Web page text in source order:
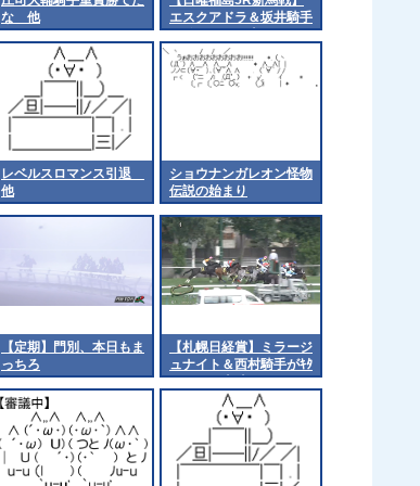
な 他
エスクアドラ＆坂井騎手
がｷﾀ━━━━(ﾟ
∀ﾟ)━━━━!!
レベルスロマンス引退
他
ショウナンガレオン怪物
伝説の始まり
【定期】門別、本日もま
っちろ
【札幌日経賞】ミラージ
ュナイト＆西村騎手がｷﾀ
━━━━(ﾟ∀ﾟ)━━━━!!